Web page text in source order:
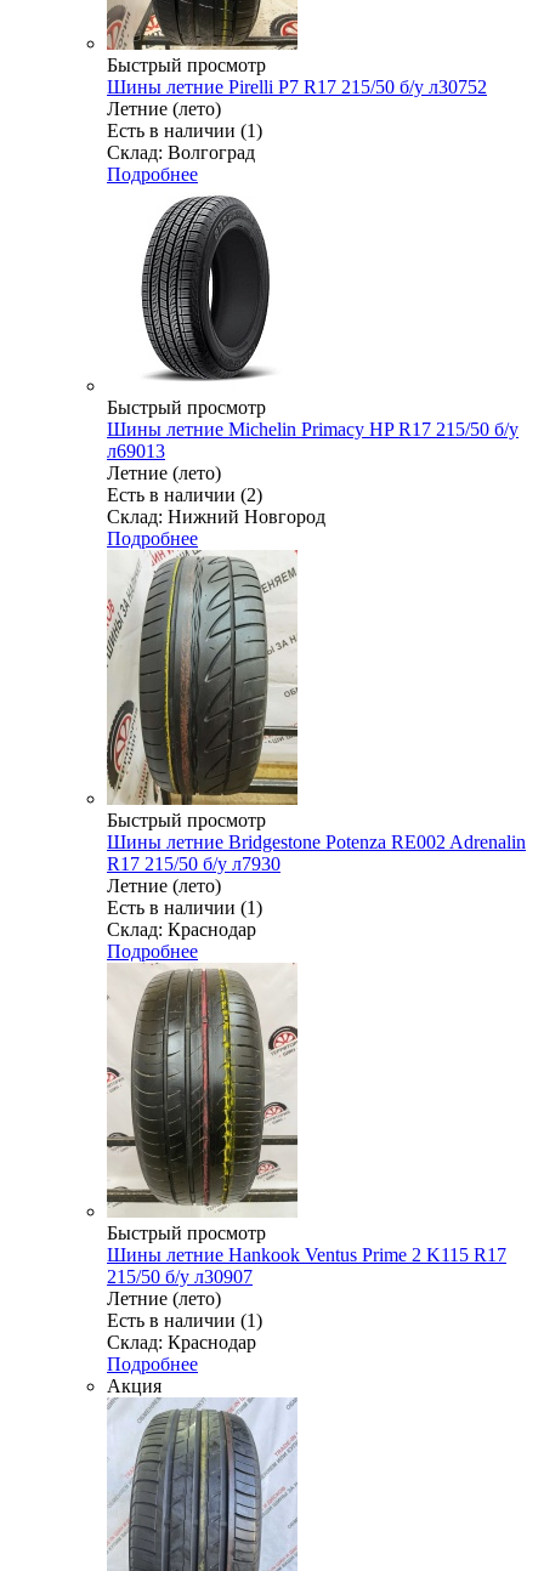
Быстрый просмотр
Шины летние Pirelli P7 R17 215/50 б/у л30752
Летние (лето)
Есть в наличии (1)
Склад: Волгоград
Подробнее
Быстрый просмотр
Шины летние Michelin Primacy HP R17 215/50 б/у
л69013
Летние (лето)
Есть в наличии (2)
Склад: Нижний Новгород
Подробнее
Быстрый просмотр
Шины летние Bridgestone Potenza RE002 Adrenalin
R17 215/50 б/у л7930
Летние (лето)
Есть в наличии (1)
Склад: Краснодар
Подробнее
Быстрый просмотр
Шины летние Hankook Ventus Prime 2 K115 R17
215/50 б/у л30907
Летние (лето)
Есть в наличии (1)
Склад: Краснодар
Подробнее
Акция